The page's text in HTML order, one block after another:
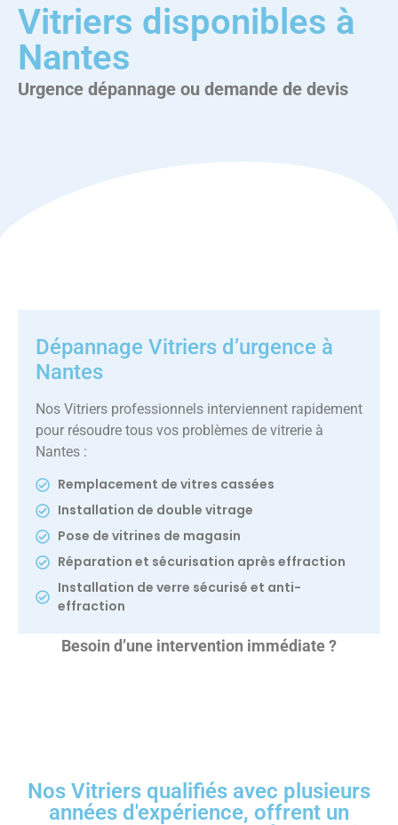
Vitriers disponibles à
Nantes
Urgence dépannage ou demande de devis
Dépannage Vitriers d’urgence à
Nantes
Nos Vitriers professionnels interviennent rapidement
pour résoudre tous vos problèmes de vitrerie à
Nantes :
Remplacement de vitres cassées
Installation de double vitrage
Pose de vitrines de magasin
Réparation et sécurisation après effraction
Installation de verre sécurisé et anti-
effraction
Besoin d’une intervention immédiate ?
Nos Vitriers qualifiés avec plusieurs
années d'expérience, offrent un